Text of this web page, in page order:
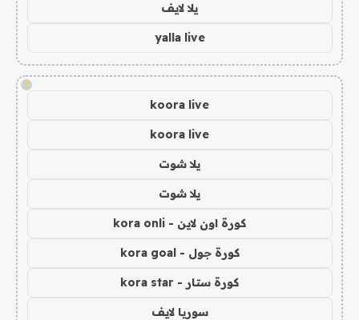
يلا لايف
yalla live
!
koora live
koora live
يلا شوت
يلا شوت
كورة اون لاين - kora onli
كورة جول - kora goal
كورة ستار - kora star
سوريا لايف